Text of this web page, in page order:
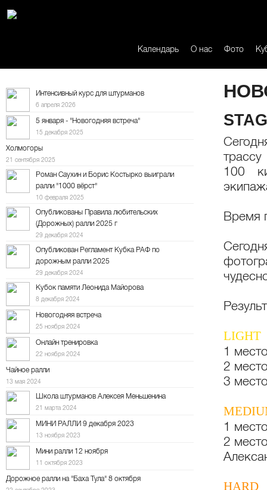
Календарь О нас Фото
Интенсивный курс для штурманов
6 апреля 2026
5 января - "Новогодняя встреча"
15 декабря 2025
Холмогоры
21 сентября 2025
Роман Саухин и Борис Костырко выиграли
ралли "1000 вёрст"
10 февраля 2025
Опубликованы Правила любительских
(Дорожных) ралли 2025 г
29 декабря 2024
Опубликован Регламент Кубка РАФ по
дорожным ралли 2025
29 декабря 2024
Кубок памяти Леонида Майорова
8 декабря 2024
Новогодняя встреча
25 ноября 2024
Онлайн тренировка
22 ноября 2024
Чайное ралли
13 мая 2024
Школа штурманов Алексея Меньшенина
21 марта 2024
МИНИ РАЛЛИ 9 декабря 2023
13 ноября 2023
Мини ралли 12 ноября
11 октября 2023
Дорожное ралли на "Баха Тула" 8 октября
100
Время
LIGHT
1
2
3
1
2
HARD